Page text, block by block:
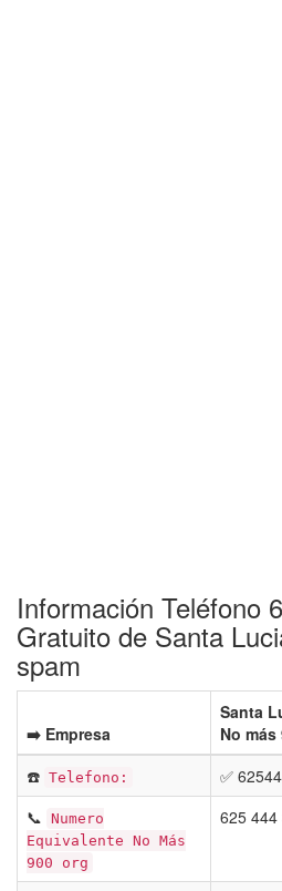
Información Teléfono
Gratuito de Santa
spam
➡️ Empresa
Santa
No más
☎️ Telefono: ✅
📞 Numero
Equivalente No Más
900 org
625 444